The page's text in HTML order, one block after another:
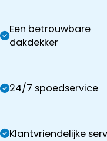
Een betrouwbare
dakdekker
24/7 spoedservice
Klantvriendelijke